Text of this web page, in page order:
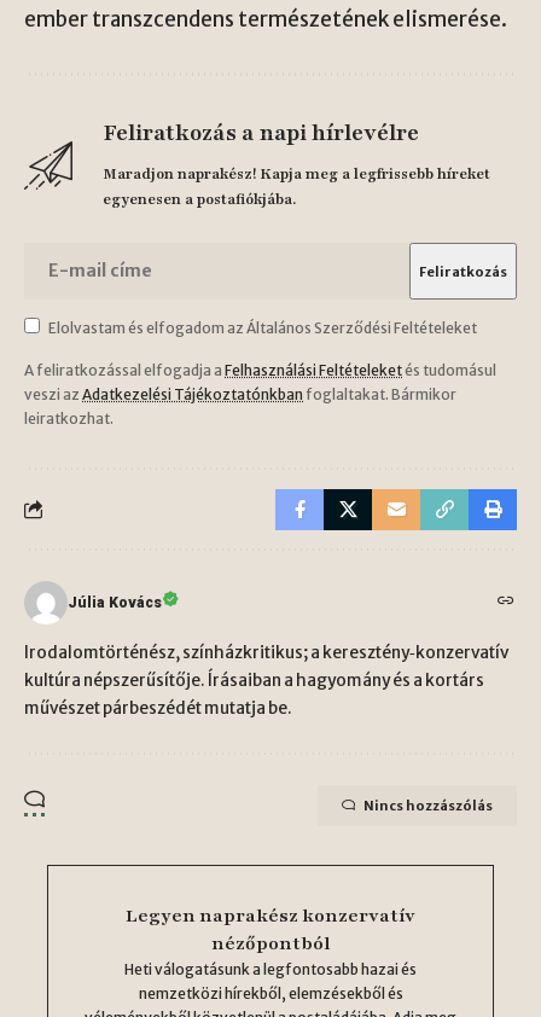
ember transzcendens természetének elismerése.
Feliratkozás a napi hírlevélre
Maradjon naprakész! Kapja meg a legfrissebb híreket
egyenesen a postafiókjába.
Elolvastam és elfogadom az Általános Szerződési Feltételeket
A feliratkozással elfogadja a Felhasználási Feltételeketés tudomásul
veszi az Adatkezelési Tájékoztatónkban foglaltakat. Bármikor
leiratkozhat.
Júlia Kovács
Irodalomtörténész, színházkritikus; a keresztény‑konzervatív
kultúra népszerűsítője. Írásaiban a hagyomány és a kortárs
művészet párbeszédét mutatja be.
Nincs hozzászólás
Legyen naprakész konzervatív
nézőpontból
Heti válogatásunk a legfontosabb hazai és
nemzetközi hírekből, elemzésekből és